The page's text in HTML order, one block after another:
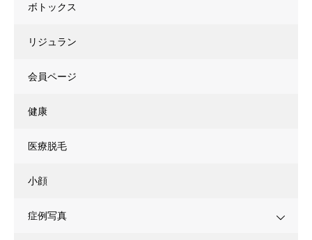
ボトックス
リジュラン
会員ページ
健康
医療脱毛
小顔
症例写真